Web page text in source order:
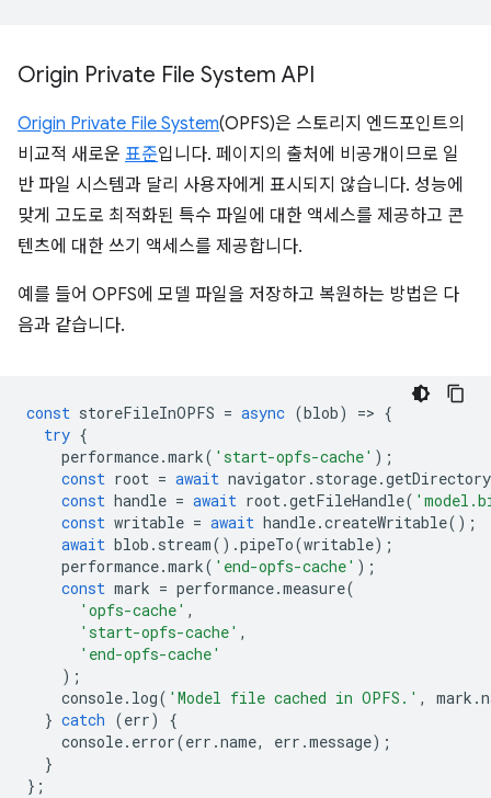
Origin Private File System API
Origin Private File System(OPFS)은 스토리지 엔드포인트의
비교적 새로운 표준입니다. 페이지의 출처에 비공개이므로 일
반 파일 시스템과 달리 사용자에게 표시되지 않습니다. 성능에
맞게 고도로 최적화된 특수 파일에 대한 액세스를 제공하고 콘
텐츠에 대한 쓰기 액세스를 제공합니다.
예를 들어 OPFS에 모델 파일을 저장하고 복원하는 방법은 다
음과 같습니다.
const storeFileInOPFS = async (blob) => {
try {
performance.mark( 'start-opfs-cache' );
const root = await navigator . storage.getDirectory
const handle = await root.getFileHandle(
const writable = await handle.createWritable();
await blob . stream().pipeTo(writable);
performance.mark( 'end-opfs-cache' );
const mark = performance.measure(
'opfs-cache' ,
'start-opfs-cache' ,
'end-opfs-cache'
);
console. log( 'Model file cached in OPFS.' , mark .
} catch (err)
{
console. error(err .name, err .message);
}
};